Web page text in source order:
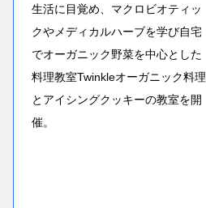
生活に目覚め、マクロビオティッ
クやメディカルハーブを学び自宅
でオーガニック野菜を中心とした
料理教室Twinkleオーガニック料理
とアイシングクッキーの教室を開
催。